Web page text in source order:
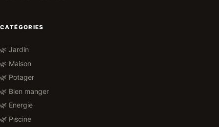
CATÉGORIES
🌿 Jardin
🌿 Maison
🌿 Potager
🌿 Bien manger
🌿 Energie
🌿 Piscine